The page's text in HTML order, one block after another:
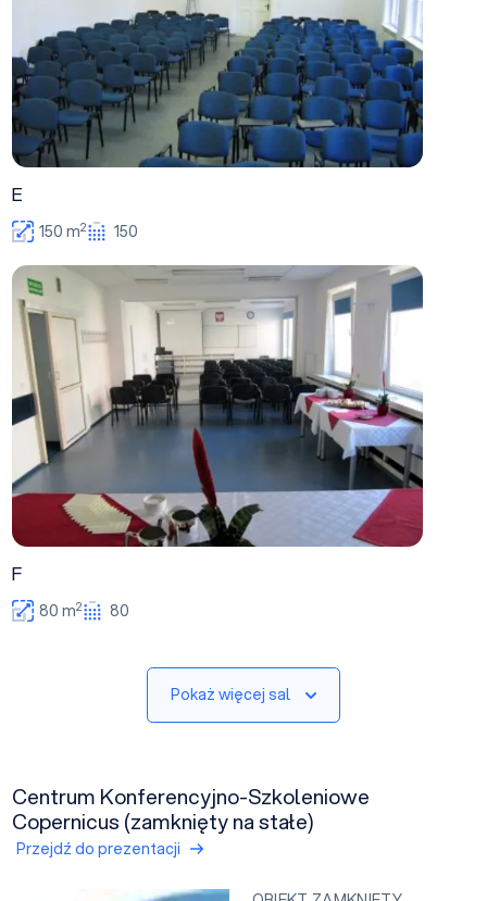
E
150 m2 150
F
80 m2 80
Pokaż więcej sal
Centrum Konferencyjno-Szkoleniowe
Copernicus (zamknięty na stałe)
Przejdź do prezentacji